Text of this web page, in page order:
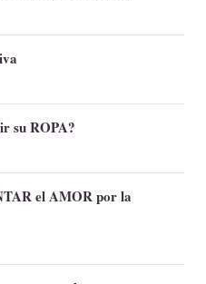
su ROPA?
el AMOR por la